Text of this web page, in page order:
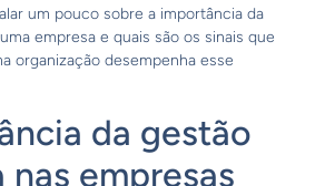
um pouco sobre a importância da
empresa e quais são os sinais que
organização desempenha esse
da gestão
nas empresas